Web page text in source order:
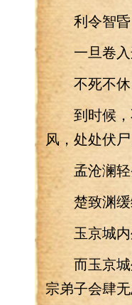
利令智昏
一旦卷入这
不死不休
到时候，
风，处处伏尸
孟沧澜轻蹙
楚致渊缓缓
玉京城内
而玉京城外
宗弟子会肆无